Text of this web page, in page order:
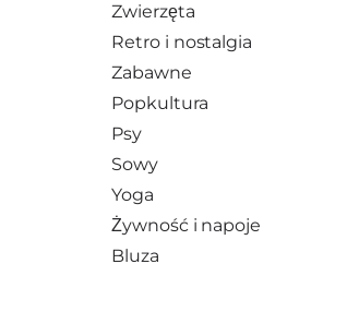
Zwierzęta
Retro i nostalgia
Zabawne
Popkultura
Psy
Sowy
Yoga
Żywność i napoje
Bluza